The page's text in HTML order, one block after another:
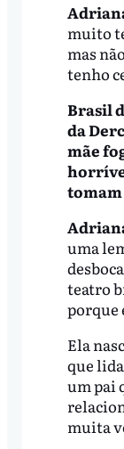
muito
mas
tenho
Brasil
da
mãe
tomam
uma
teatro
porque
Ela
que
um pai
muita